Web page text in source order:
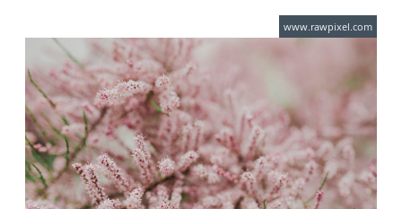
www.rawpixel.com